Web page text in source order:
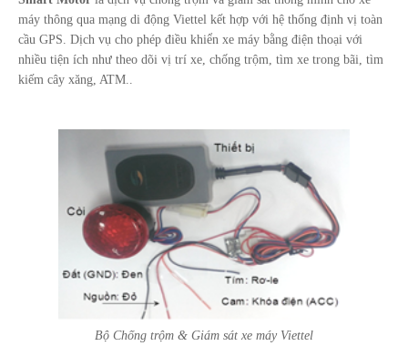
máy thông qua mạng di động Viettel kết hợp với hệ thống định vị toàn
cầu GPS. Dịch vụ cho phép điều khiển xe máy bằng điện thoại với
nhiều tiện ích như theo dõi vị trí xe, chống trộm, tìm xe trong bãi, tìm
kiếm cây xăng, ATM..
Bộ Chống trộm & Giám sát xe máy Viettel